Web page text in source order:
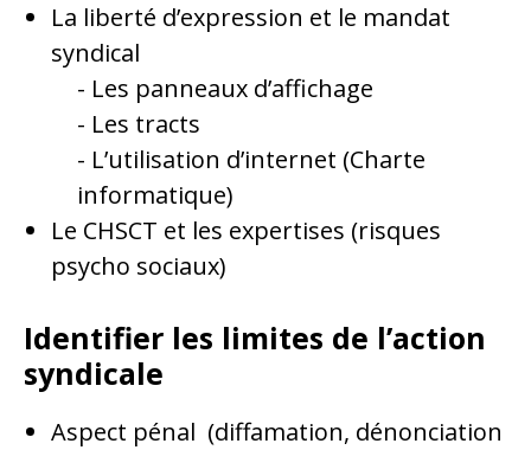
La liberté d’expression et le mandat
syndical
Les panneaux d’affichage
Les tracts
L’utilisation d’internet (Charte
informatique)
Le CHSCT et les expertises (risques
psycho sociaux)
Identifier les limites de l’action
syndicale
Aspect pénal (diffamation, dénonciation